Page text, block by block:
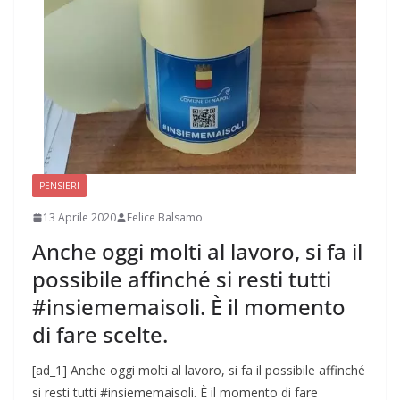
PENSIERI
13 Aprile 2020 Felice Balsamo
Anche oggi molti al lavoro, si fa il
possibile affinché si resti tutti
#insiememaisoli. È il momento
di fare scelte.
[ad_1] Anche oggi molti al lavoro, si fa il possibile affinché
si resti tutti #insiememaisoli. È il momento di fare